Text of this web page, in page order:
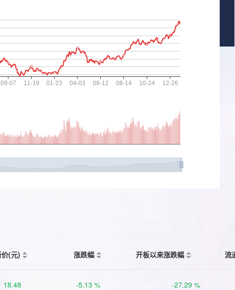
(元) 涨跌幅 开板以来涨跌幅 流
18.48 -5.13 % -27.29 %